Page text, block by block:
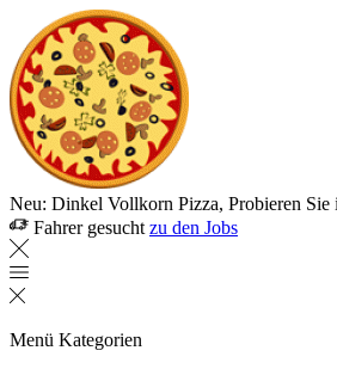
Neu: Dinkel Vollkorn Pizza, Probieren Sie
Fahrer gesucht zu den Jobs
Menü Kategorien